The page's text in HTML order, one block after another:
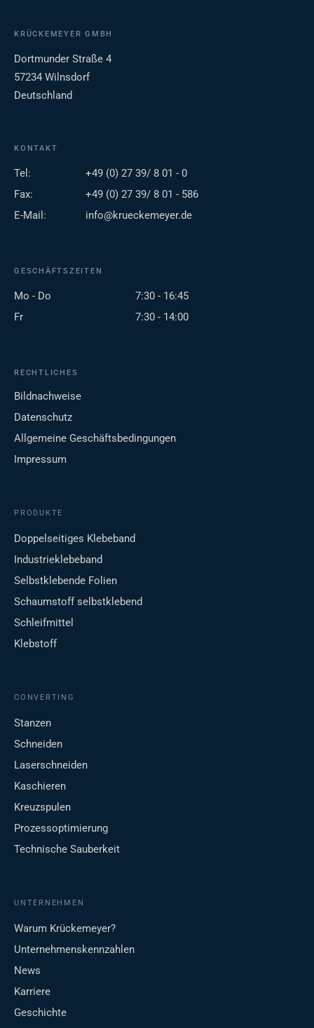
KRÜCKEMEYER GMBH
Dortmunder Straße 4
57234 Wilnsdorf
Deutschland
KONTAKT
Tel:
+49 (0) 27 39/ 8 01 - 0
Fax:
+49 (0) 27 39/ 8 01 - 586
E-Mail:
info@krueckemeyer.de
GESCHÄFTSZEITEN
Mo - Do
7:30 - 16:45
Fr
7:30 - 14:00
RECHTLICHES
Bildnachweise
Datenschutz
Allgemeine Geschäftsbedingungen
Impressum
PRODUKTE
Doppelseitiges Klebeband
Industrieklebeband
Selbstklebende Folien
Schaumstoff selbstklebend
Schleifmittel
Klebstoff
CONVERTING
Stanzen
Schneiden
Laserschneiden
Kaschieren
Kreuzspulen
Prozessoptimierung
Technische Sauberkeit
UNTERNEHMEN
Warum Krückemeyer?
Unternehmenskennzahlen
News
Karriere
Geschichte